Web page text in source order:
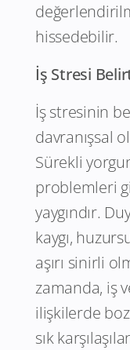
hissedebilir.
İş Stresi
İş stresinin
davranışsal
Sürekli
problemleri
yaygındır.
kaygı,
aşırı sinirli
zamanda, iş
ilişkilerde
sık